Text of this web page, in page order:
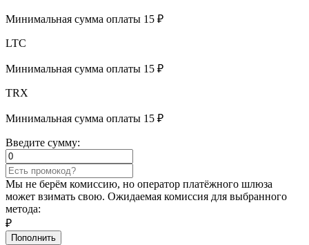
Минимальная сумма оплаты 15 ₽
LTC
Минимальная сумма оплаты 15 ₽
TRX
Минимальная сумма оплаты 15 ₽
Введите сумму:
Мы не берём комиссию, но оператор платёжного шлюза
может взимать свою. Ожидаемая комиссия для выбранного
метода:
₽
Пополнить